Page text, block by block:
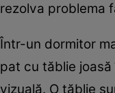
rezolva problema
Într-un dormitor
pat cu tăblie
vizuală. O tăblie